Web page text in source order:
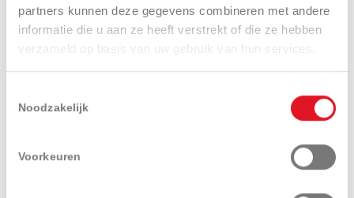
partners kunnen deze gegevens combineren met andere
informatie die u aan ze heeft verstrekt of die ze hebben
verzameld op basis van uw gebruik van hun services.
Noodzakelijk
Voorkeuren
Misschien ook iets voor u